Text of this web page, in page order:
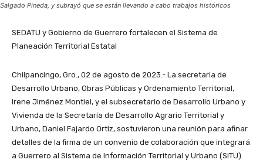
Salgado Pineda, y subrayó que se están llevando a cabo trabajos históricos
SEDATU y Gobierno de Guerrero fortalecen el Sistema de
Planeación Territorial Estatal
Chilpancingo, Gro., 02 de agosto de 2023.- La secretaria de
Desarrollo Urbano, Obras Públicas y Ordenamiento Territorial,
Irene Jiménez Montiel, y el subsecretario de Desarrollo Urbano y
Vivienda de la Secretaría de Desarrollo Agrario Territorial y
Urbano, Daniel Fajardo Ortiz, sostuvieron una reunión para afinar
detalles de la firma de un convenio de colaboración que integrará
a Guerrero al Sistema de Información Territorial y Urbano (SITU).